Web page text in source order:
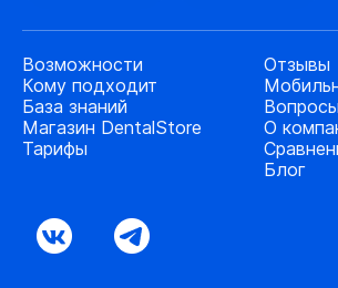
Возможности
Кому подходит
База знаний
Магазин DentalStore
Тарифы
Отзывы
Вопросы
О
Блог